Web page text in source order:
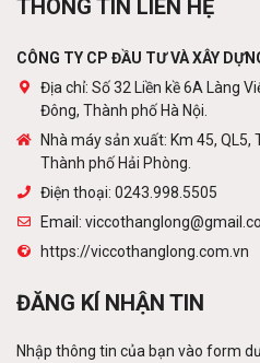
Cột viễn thông
Liên hệ
Tấm lợp lớp
THÔNG TIN LIÊN HỆ
CÔNG TY CP ĐẦU TƯ VÀ XÂY
Địa chỉ: Số 32 Liền kề 6A Làng
Đông, Thành phố Hà Nội.
Nhà máy sản xuất: Km 45, QL5,
Thành phố Hải Phòng.
Điện thoại: 0243.998.5505
Email:
https://viccothanglong.com.vn
ĐĂNG KÍ NHẬN TIN
Nhập thông tin của bạn vào form